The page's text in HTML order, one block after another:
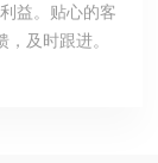
益。贴心的客
及时跟进。